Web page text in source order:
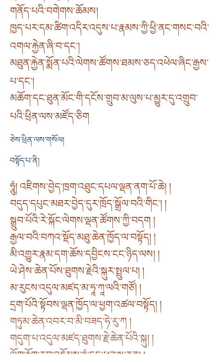
གནོད་པའི་བགེགས་ཆོམས།
ཁྱད་པར་དམ་ཚིག་འདིར་འདུས་པ་རྣམས་ཀྱི་ཕྱི་ནང་གསང་བའི་
འགལ་རྐྱེན་ཞི་བ་དང༌།
མཐུན་རྐྱེན་སྨོན་པའི་ལེགས་ཚོགས་ཐམས་ཅད་འཕེལ་ཞིང་རྒྱས་
པ་དང༌།
མཆོག་དང་ཐུན་མོང་གི་དངོས་གྲུབ་མ་ལུས་པ་མྱུར་དུ་འགྲུབ་
པའི་ཕྲིན་ལས་མཛོད་ཅིག
ཅེས་ཕྲིན་ལས་གསོལ།
བསྟོད་པ་ནི།
ཧཱུཾ། འཇིགས་བྱེད་ཁྲག་འཐུང་དཔལ་ལྡན་ནག་པོ་ཆེ། །
བདུད་དཔུང་མཐར་བྱེད་དུར་ཁྲོད་སྒྲོལ་བའི་གིང༌། །
སྒྲུབ་པོའི་རེ་སྐོང་ལེགས་ལྡན་ཚོགས་ཀྱི་བདག །
རྒྱལ་བའི་བཀའ་སྡོད་མཐུ་ཆེན་ཁྱོད་ལ་བསྟོད། །
མི་འགྱུར་རྣམ་དག་ཆོས་དབྱིངས་ངང་ཉིད་ལས། །
ཡེ་ཤེས་ཆེན་པོས་ཐུགས་རྗེའི་སྐུར་སྤྲུལ་པ། །
མ་རུངས་འདུལ་མཛད་མ་ཧཱ་ཀཱ་ལའི་གཙོ། །
དྲག་པོའི་སྟོབས་ལྡན་ཁྱོད་ལ་ཕྱག་འཚལ་བསྟོད། །
གཏུམ་ཆེན་འབར་བ་མི་བཟད་ཧེ་རུ་ཀ །
གདུག་པ་འདུལ་མཛད་ཐུགས་རྗེ་ཆེན་པོའི་སྐུ། །